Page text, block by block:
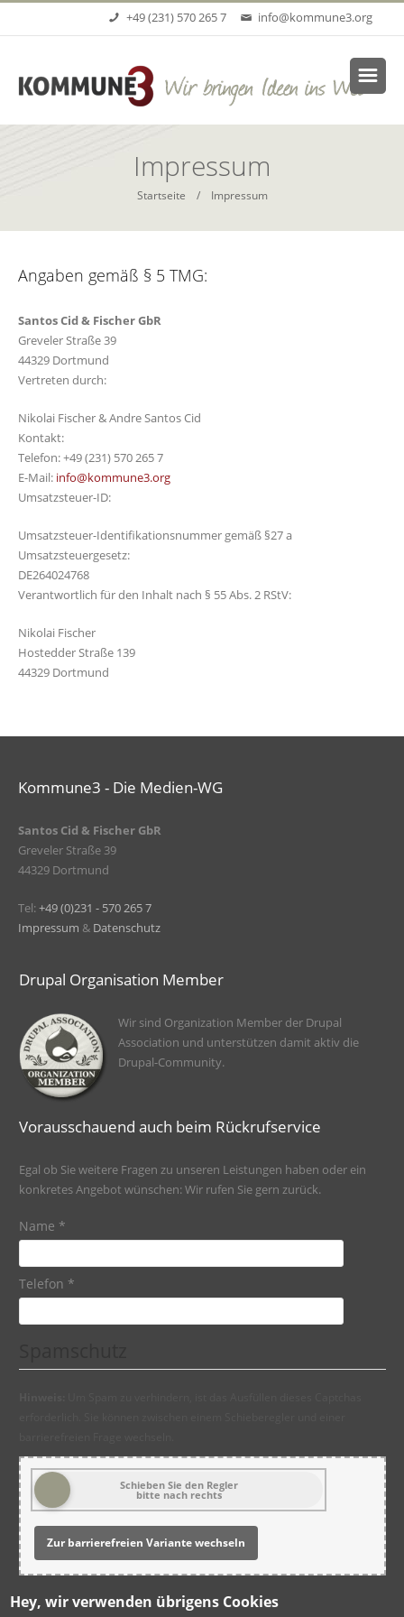
+49 (231) 570 265 7 info@kommune3.org
Impressum
Startseite / Impressum
Angaben gemäß § 5 TMG:
Santos Cid & Fischer GbR
Greveler Straße 39
44329 Dortmund
Vertreten durch:
Nikolai Fischer & Andre Santos Cid
Kontakt:
Telefon: +49 (231) 570 265 7
E-Mail: info@kommune3.org
Umsatzsteuer-ID:
Umsatzsteuer-Identifikationsnummer gemäß §27 a
Umsatzsteuergesetz:
DE264024768
Verantwortlich für den Inhalt nach § 55 Abs. 2 RStV:
Nikolai Fischer
Hostedder Straße 139
44329 Dortmund
Kommune3 - Die Medien-WG
Santos Cid & Fischer GbR
Greveler Straße 39
44329 Dortmund
Tel: +49 (0)231 - 570 265 7
Impressum & Datenschutz
Drupal Organisation Member
Wir sind Organization Member der Drupal
Association und unterstützen damit aktiv die
Drupal-Community.
Vorausschauend auch beim Rückrufservice
Egal ob Sie weitere Fragen zu unseren Leistungen haben oder ein
konkretes Angebot wünschen: Wir rufen Sie gern zurück.
Name *
Telefon *
Schieben Sie den Regler
bitte nach rechts
Zur barrierefreien Variante wechseln
Ich bin damit einverstanden, dass die Kommune3 meine
Daten zur Kontaktaufnahme speichert (
Hey, wir verwenden übrigens Cookies